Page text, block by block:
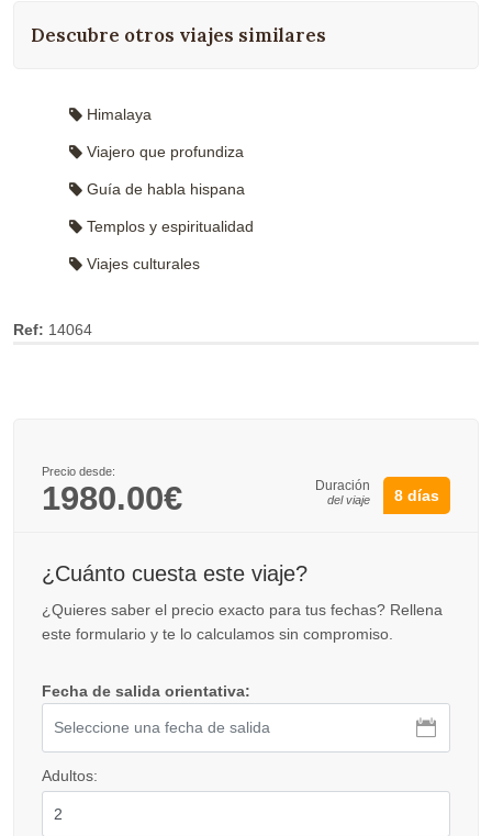
Descubre otros viajes similares
Himalaya
Viajero que profundiza
Guía de habla hispana
Templos y espiritualidad
Viajes culturales
Ref: 14064
Precio desde:
1980.00€ Duración
del viaje 8 días
¿Cuánto cuesta este viaje?
¿Quieres saber el precio exacto para tus fechas? Rellena
este formulario y te lo calculamos sin compromiso.
Fecha de salida orientativa:
Adultos: